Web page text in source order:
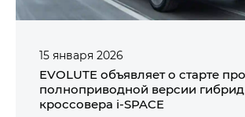
15 января 2026
EVOLUTE объявляет о старте
полноприводной версии
кроссовера i‑SPACE